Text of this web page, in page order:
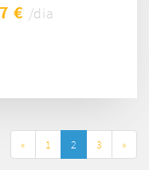
€ /dia
« 1 2 3 »